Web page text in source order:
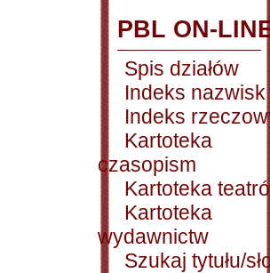
PBL ON-
Spis działów
Indeks nazwisk
Indeks
Kartoteka
czasopism
Kartoteka
Kartoteka
wydawnictw
Szukaj tytułu/